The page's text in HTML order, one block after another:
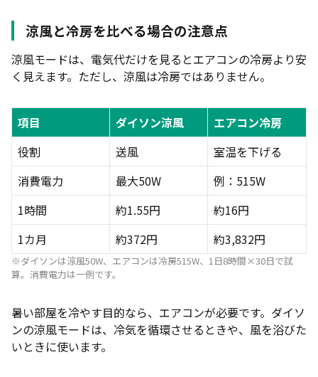
涼風と冷房を比べる場合の注意点
涼風モードは、電気代だけを見るとエアコンの冷房より安
く見えます。ただし、涼風は冷房ではありません。
項目 ダイソン涼風
エアコン冷房
役割
送風
室温を下げる
消費電力
最大50W
例：515W
1時間
約1.55円
約16円
1カ月
約372円 約3,832円
※ダイソンは涼風50W、エアコンは冷房515W、1日8時間×30日で試
算。消費電力は一例です。
暑い部屋を冷やす目的なら、エアコンが必要です。ダイソ
ンの涼風モードは、冷気を循環させるときや、風を浴びた
いときに使います。